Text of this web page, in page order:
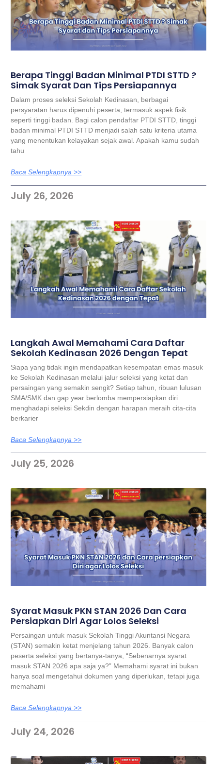
Berapa Tinggi Badan Minimal PTDI STTD ?
Simak Syarat Dan Tips Persiapannya
Dalam proses seleksi Sekolah Kedinasan, berbagai
persyaratan harus dipenuhi peserta, termasuk aspek fisik
seperti tinggi badan. Bagi calon pendaftar PTDI STTD, tinggi
badan minimal PTDI STTD menjadi salah satu kriteria utama
yang menentukan kelayakan sejak awal. Apakah kamu sudah
tahu
Baca Selengkapnya >>
July 26, 2026
Langkah Awal Memahami Cara Daftar
Sekolah Kedinasan 2026 Dengan Tepat
Siapa yang tidak ingin mendapatkan kesempatan emas masuk
ke Sekolah Kedinasan melalui jalur seleksi yang ketat dan
persaingan yang semakin sengit? Setiap tahun, ribuan lulusan
SMA/SMK dan gap year berlomba mempersiapkan diri
menghadapi seleksi Sekdin dengan harapan meraih cita-cita
berkarier
Baca Selengkapnya >>
July 25, 2026
Syarat Masuk PKN STAN 2026 Dan Cara
Persiapkan Diri Agar Lolos Seleksi
Persaingan untuk masuk Sekolah Tinggi Akuntansi Negara
(STAN) semakin ketat menjelang tahun 2026. Banyak calon
peserta seleksi yang bertanya-tanya, “Sebenarnya syarat
masuk STAN 2026 apa saja ya?” Memahami syarat ini bukan
hanya soal mengetahui dokumen yang diperlukan, tetapi juga
memahami
Baca Selengkapnya >>
July 24, 2026